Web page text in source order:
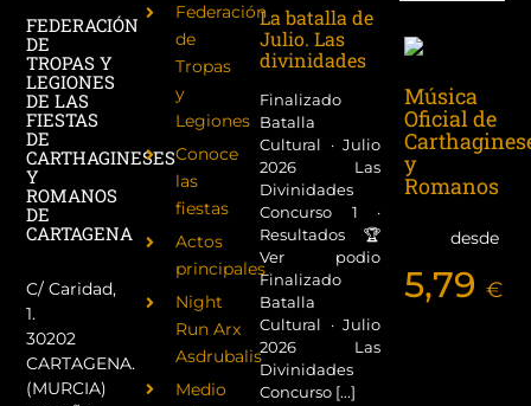
FEDERACIÓN
DE
TROPAS Y
LEGIONES
DE LAS
FIESTAS
DE
CARTHAGINESES
Y
ROMANOS
DE
CARTAGENA
C/ Caridad,
1.
30202
CARTAGENA.
(MURCIA)
Federación
de
Tropas
y
Legiones
Conoce
las
fiestas
Actos
principales
Night
Run Arx
Asdrubalis
Medio
La batalla de
Julio. Las
divinidades
Finalizado
Batalla
Cultural · Julio
2026 Las
Divinidades
Concurso 1 ·
Resultados 🏆
Ver podio
Finalizado
Batalla
Cultural · Julio
2026 Las
Divinidades
Concurso [...]
Música
Oficial de
y
Romanos
desde
5,79€